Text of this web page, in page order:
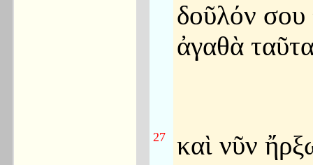
δοῦλόν σου
ἀγαθὰ
27
καὶ νῦν